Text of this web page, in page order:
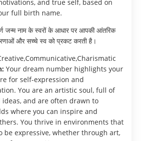
and true self, based on
full birth name.
जन्म नाम के स्वरों के आधार पर आपकी आंतरिक
और सच्चे स्व को प्रकट करती है।
Your dream number highlights your
for self-expression and
You are an artistic soul, full of
ideas, and are often drawn to
where you can inspire and
You thrive in environments that
be expressive, whether through art,